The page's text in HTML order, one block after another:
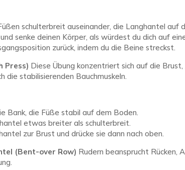
schulterbreit auseinander, die Langhantel auf
senke deinen Körper, als würdest du dich auf
zurück, indem du die Beine streckst.
Press) Diese Übung konzentriert sich auf die Brust,
die stabilisierenden Bauchmuskeln.
Bank, die Füße stabil auf dem Boden.
etwas breiter als schulterbreit.
zur Brust und drücke sie dann nach oben.
(Bent-over Row) Rudern beansprucht Rücken,